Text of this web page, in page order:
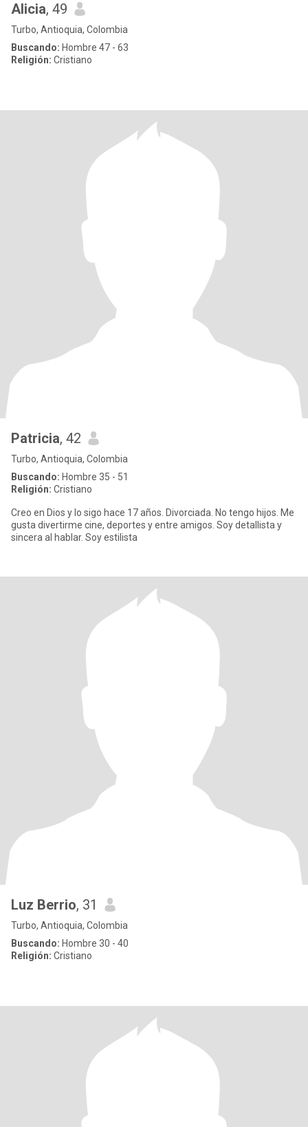
Alicia, 49
Turbo, Antioquia, Colombia
Buscando: Hombre 47 - 63
Religión: Cristiano
Patricia, 42
Turbo, Antioquia, Colombia
Buscando: Hombre 35 - 51
Religión: Cristiano
Creo en Dios y lo sigo hace 17 años. Divorciada. No tengo hijos. Me
gusta divertirme cine, deportes y entre amigos. Soy detallista y
sincera al hablar. Soy estilista
Luz Berrio, 31
Turbo, Antioquia, Colombia
Buscando: Hombre 30 - 40
Religión: Cristiano